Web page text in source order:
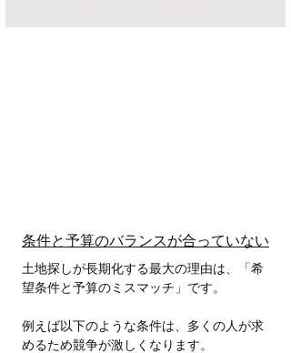
条件と予算のバランスが合っていない
土地探しが長期化する最大の理由は、「希
望条件と予算のミスマッチ」です。
例えば以下のような条件は、多くの人が求
めるため競争が激しくなります。